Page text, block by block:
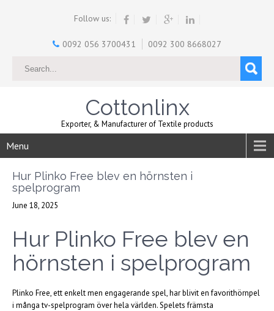
Follow us:
0092 056 3700431 0092 300 8668027
Cottonlinx
Exporter, & Manufacturer of Textile products
Menu
Hur Plinko Free blev en hörnsten i
spelprogram
June 18, 2025
Hur Plinko Free blev en
hörnsten i spelprogram
Plinko Free, ett enkelt men engagerande spel, har blivit en favorithörnpel
i många tv-spelprogram över hela världen. Spelets främsta